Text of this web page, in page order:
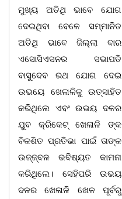
ମୁଖ୍ୟ ଅତିଥି ଭାବେ ଯୋଗ
ଦେଇଥିବା ବେଳେ ସମ୍ମାନିତ
ଅତିଥି ଭାବେ ଜିଲ୍ଲା ବାର
ଏସୋସିଏସନର ସଭାପତି
ବାସୁଦେବ ରଥ ଯୋଗ ଦେଇ
ଉଭୟେ ଖେଳାଳିକୁ ଉତ୍ସାହିତ
କରିଥିଲେ ଏବଂ ଉଭୟ ଦଳର
ଯୁବ କ୍ରିକେଟ୍ ଖେଳାଳି ଙ୍କ
ବିକଶିତ ପ୍ରତିଭା ପାଇଁ ତାଙ୍କ
ଉଜ୍ଜ୍ବଳ ଭବିଷ୍ୟତ କାମନା
କରିଥିଲେ। ସେହିପରି ଉଭୟ
ଦଳର ଖେଳାଳି ଖେଳ ପୂର୍ବରୁ